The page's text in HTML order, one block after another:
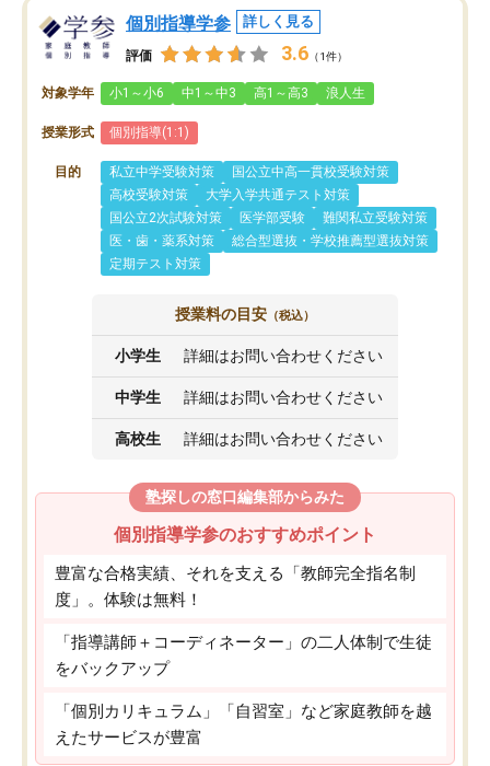
個別指導学参 詳しく見る
評価 3.6 （1件）
対象学年 小1～小6 中1～中3 高1～高3 浪人生
授業形式 個別指導(1:1)
目的 私立中学受験対策
国公立中高一貫校受験対策
高校受験対策
大学入学共通テスト対策
国公立2次試験対策
医学部受験
難関私立受験対策
医・歯・薬系対策
総合型選抜・学校推薦型選抜対策
定期テスト対策
授業料の目安 （税込）
小学生 詳細はお問い合わせください
中学生 詳細はお問い合わせください
高校生 詳細はお問い合わせください
塾探しの窓口編集部からみた
個別指導学参のおすすめポイント
豊富な合格実績、それを支える「教師完全指名制
度」。体験は無料！
「指導講師＋コーディネーター」の二人体制で生徒
をバックアップ
「個別カリキュラム」「自習室」など家庭教師を越
えたサービスが豊富